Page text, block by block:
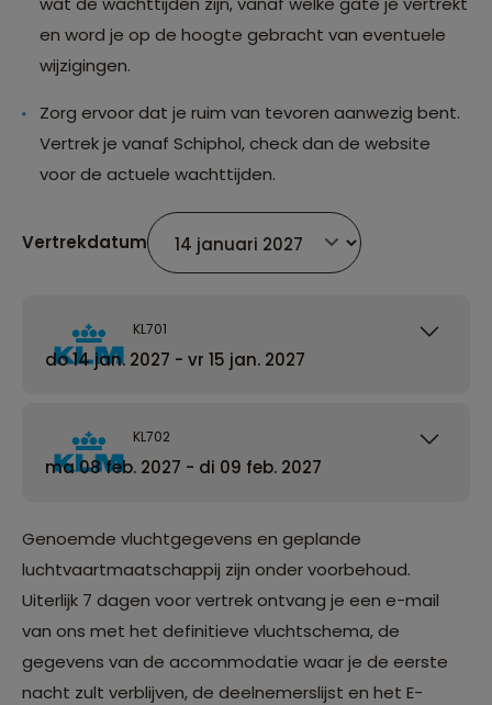
en word je op de hoogte gebracht van eventuele
wijzigingen.
Zorg ervoor dat je ruim van tevoren aanwezig bent.
Vertrek je vanaf Schiphol, check dan de website
voor de actuele wachttijden.
Vertrekdatum
KL701
do 14 jan. 2027 - vr 15 jan. 2027
KL702
ma 08 feb. 2027 - di 09 feb. 2027
Genoemde vluchtgegevens en geplande
luchtvaartmaatschappij zijn onder voorbehoud.
Uiterlijk 7 dagen voor vertrek ontvang je een e-mail
van ons met het definitieve vluchtschema, de
gegevens van de accommodatie waar je de eerste
nacht zult verblijven, de deelnemerslijst en het E-